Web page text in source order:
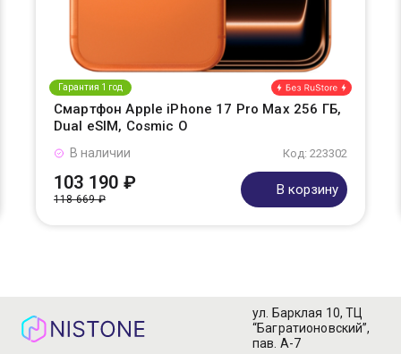
Гарантия 1 год
Смартфон Apple iPhone 17 Pro Max 256 ГБ,
Dual eSIM, Cosmic O
Код: 223302
В наличии
103 190 ₽
118 669 ₽
В корзину
ул. Барклая 10, ТЦ
“Багратионовский”,
пав. А-7